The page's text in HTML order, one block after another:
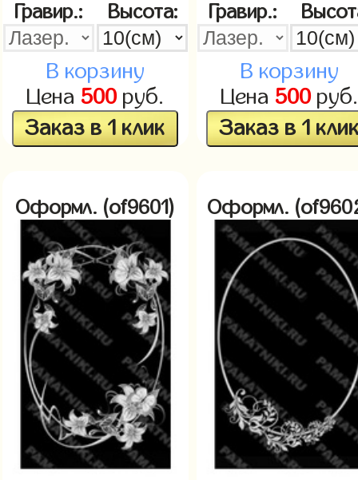
Гравир.: Высота:
В корзину
Цена 500руб.
Заказ в 1 клик
Гравир.:
В корзину
Цена 500руб.
Заказ в 1
Оформл. (of9601) Оформл.